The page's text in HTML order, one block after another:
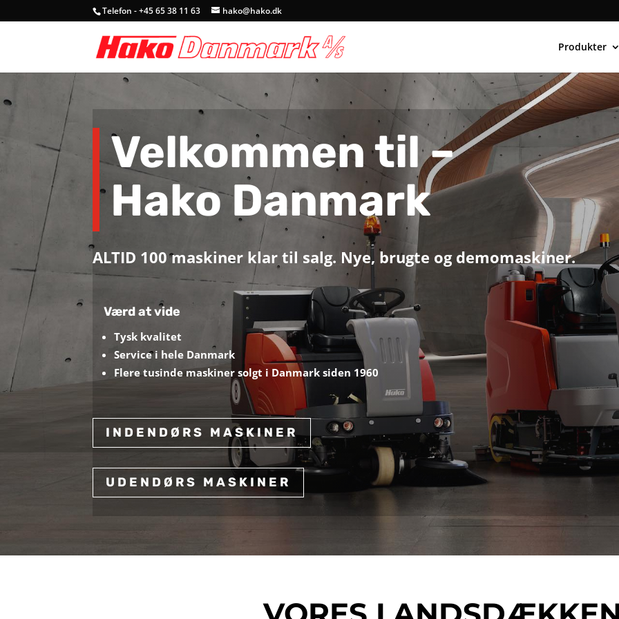
Telefon - +45 65 38 11 63 hako@hako.dk
Produkter
Velkommen til –
Hako Danmark
ALTID 100 maskiner klar til salg. Nye, brugte og demomaskiner.
Værd at vide
Tysk kvalitet
Service i hele Danmark
Flere tusinde maskiner solgt i Danmark siden 1960
INDENDØRS MASKINER
UDENDØRS MASKINER